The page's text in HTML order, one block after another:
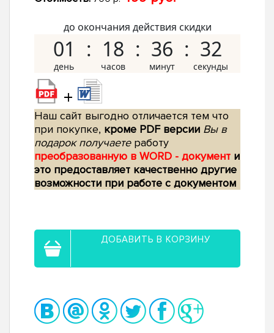
до окончания действия скидки
01 18 36 31
+
Наш сайт выгодно отличается тем что
при покупке, кроме PDF версии Вы в
подарок получаетеработу
преобразованную в WORD - документ и
это предоставляет качественно другие
возможности при работе с документом
ДОБАВИТЬ В КОРЗИНУ